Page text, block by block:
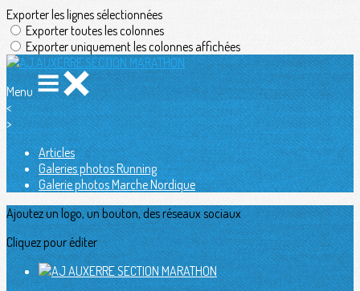
Exporter les lignes sélectionnées
Exporter toutes les colonnes
Exporter uniquement les colonnes affichées
Menu
<
>
Articles
Galeries photos Running
Galerie photos Marche Nordique
Ajoutez un logo, un bouton, des réseaux sociaux
Cliquez pour éditer